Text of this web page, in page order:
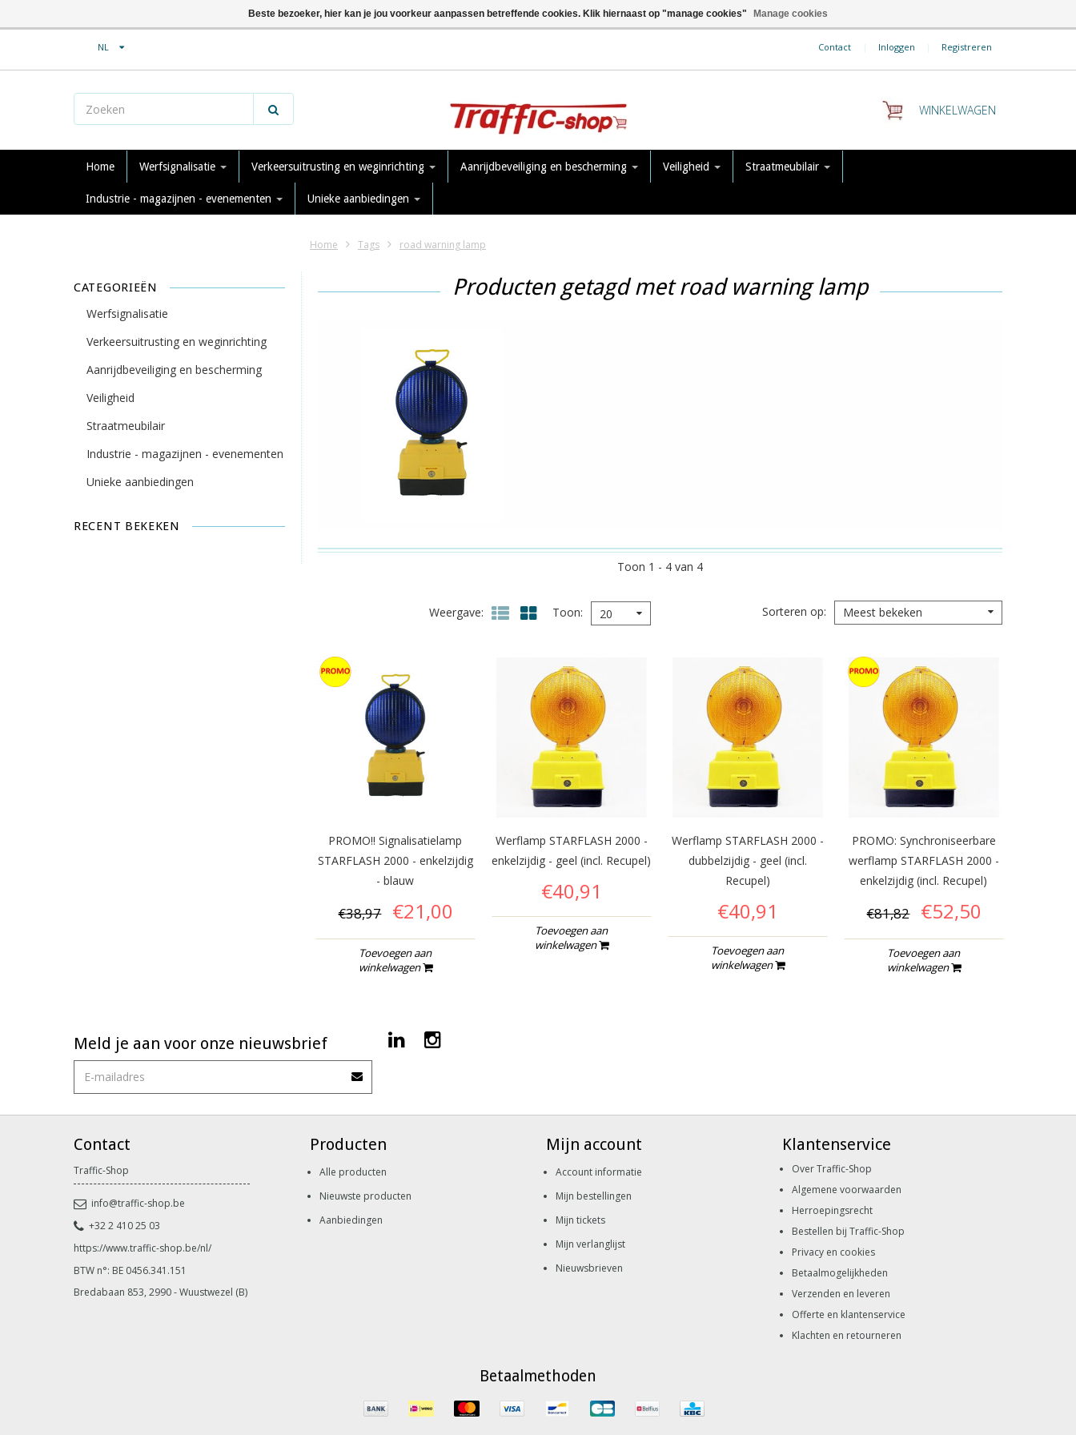
NL Contact | Inloggen | Registreren
WINKELWAGEN
Home Werfsignalisatie Verkeersuitrusting en weginrichting Aanrijdbeveiliging en bescherming Veiligheid Straatmeubilair
Industrie - magazijnen - evenementen Unieke aanbiedingen
Home Tags road warning lamp
CATEGORIEËN
Werfsignalisatie
Verkeersuitrusting en weginrichting
Aanrijdbeveiliging en bescherming
Veiligheid
Straatmeubilair
Industrie - magazijnen - evenementen
Unieke aanbiedingen
RECENT BEKEKEN
Producten getagd met road warning lamp
Toon 1 - 4 van 4
Weergave Toon 20 Sorteren op Meest bekeken
PROMO!! Signalisatielamp
STARFLASH 2000 - enkelzijdig
- blauw
€38,97 €21,00
Toevoegen aan
winkelwagen
Werflamp STARFLASH 2000 -
enkelzijdig - geel (incl. Recupel)
€40,91
Toevoegen aan
winkelwagen
Werflamp STARFLASH 2000 -
dubbelzijdig - geel (incl.
Recupel)
€40,91
Toevoegen aan
winkelwagen
PROMO: Synchroniseerbare
werflamp STARFLASH 2000 -
enkelzijdig (incl. Recupel)
€81,82 €52,50
Toevoegen aan
winkelwagen
Meld je aan voor onze nieuwsbrief
Contact
Traffic-Shop
info@traffic-shop.be
+32 2 410 25 03
https://www.traffic-shop.be/nl/
BTW n°: BE 0456.341.151
Bredabaan 853, 2990 - Wuustwezel (B)
Producten
Alle producten
Nieuwste producten
Aanbiedingen
Mijn account
Account informatie
Mijn bestellingen
Mijn tickets
Mijn verlanglijst
Nieuwsbrieven
Klantenservice
Over Traffic-Shop
Algemene voorwaarden
Herroepingsrecht
Bestellen bij Traffic-Shop
Privacy en cookies
Betaalmogelijkheden
Verzenden en leveren
Offerte en klantenservice
Klachten en retourneren
Betaalmethoden
Beste bezoeker, hier kan je jou voorkeur aanpassen betreffende cookies. Klik hiernaast op "manage cookies" Manage cookies